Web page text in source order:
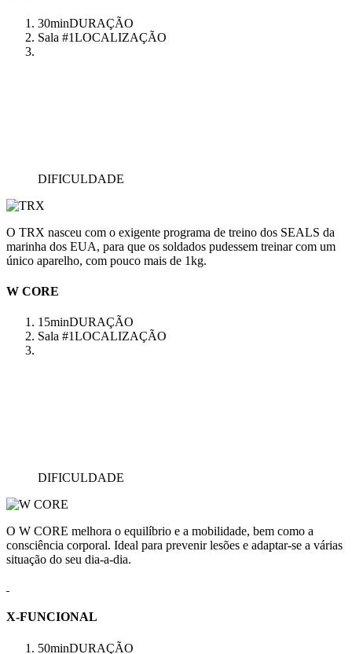
30minDURAÇÃO
Sala #1LOCALIZAÇÃO
DIFICULDADE
O TRX nasceu com o exigente programa de treino dos SEALS da
marinha dos EUA, para que os soldados pudessem treinar com um
único aparelho, com pouco mais de 1kg.
W CORE
15minDURAÇÃO
Sala #1LOCALIZAÇÃO
DIFICULDADE
O W CORE melhora o equilíbrio e a mobilidade, bem como a
consciência corporal. Ideal para prevenir lesões e adaptar-se a várias
situação do seu dia-a-dia.
X-FUNCIONAL
50minDURAÇÃO